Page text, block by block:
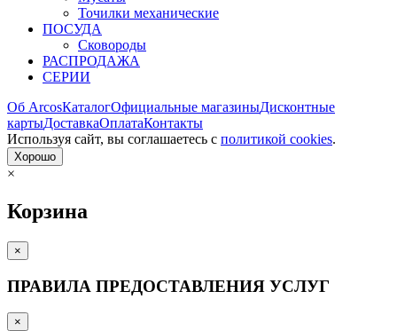
Точилки механические
ПОСУДА
Сковороды
РАСПРОДАЖА
СЕРИИ
Об ArcosКаталогОфициальные магазиныДисконтные
картыДоставкаОплатаКонтакты
Используя сайт, вы согла­шаетесь с политикой cookies.
Хорошо
×
Корзина
×
ПРАВИЛА ПРЕДОСТАВЛЕНИЯ УСЛУГ
×